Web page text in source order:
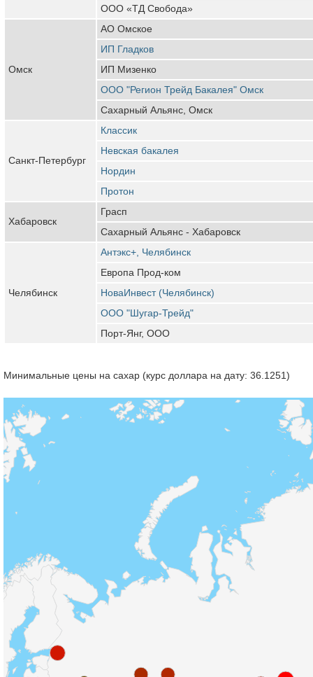
ООО «ТД Свобода»
Омск
АО Омское
ИП Гладков
ИП Мизенко
ООО "Регион Трейд Бакалея" Омск
Сахарный Альянс, Омск
Санкт-Петербург
Классик
Невская бакалея
Нордин
Протон
Хабаровск
Грасп
Сахарный Альянс - Хабаровск
Челябинск
Антэкс+, Челябинск
Европа Прод-ком
НоваИнвест (Челябинск)
ООО "Шугар-Трейд"
Порт-Янг, ООО
Минимальные цены на сахар (курс доллара на дату: 36.1251)